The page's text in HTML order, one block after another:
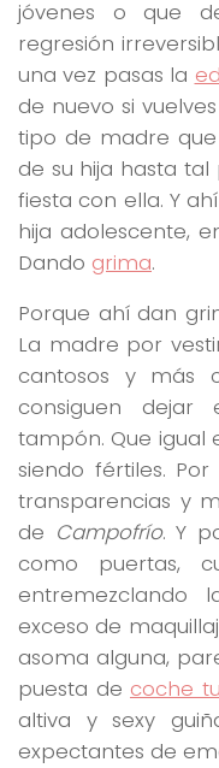
jóvenes o que
regresión
una vez pasas la
de nuevo si
tipo de madre
de su hija hasta tal
fiesta con ella. Y
hija adolescente,
Dando grima.
Porque ahí dan
La madre por
cantosos y más
consiguen
tampón. Que igual
siendo fértiles.
transparencias y
de Campofrío. Y
como puertas,
entremezclando
exceso de
asoma alguna,
puesta de coche
altiva y sexy
expectantes de